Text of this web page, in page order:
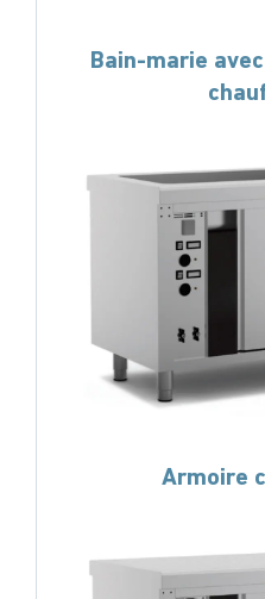
Bain-marie
Armoire